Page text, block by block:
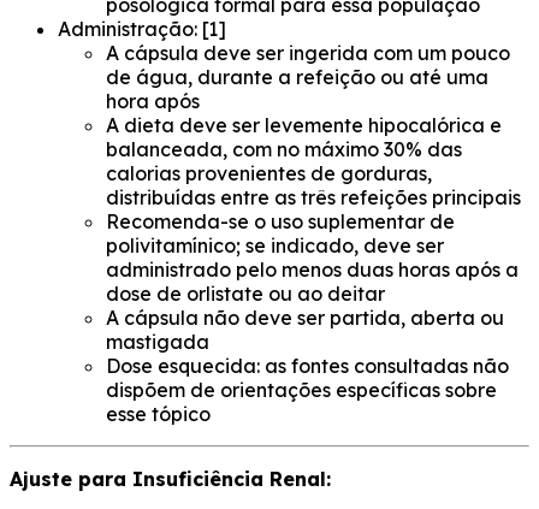
posológica formal para essa população
Administração: [1]
A cápsula deve ser ingerida com um pouco
de água, durante a refeição ou até uma
hora após
A dieta deve ser levemente hipocalórica e
balanceada, com no máximo 30% das
calorias provenientes de gorduras,
distribuídas entre as três refeições principais
Recomenda-se o uso suplementar de
polivitamínico; se indicado, deve ser
administrado pelo menos duas horas após a
dose de orlistate ou ao deitar
A cápsula não deve ser partida, aberta ou
mastigada
Dose esquecida: as fontes consultadas não
dispõem de orientações específicas sobre
esse tópico
Ajuste para Insuficiência Renal: